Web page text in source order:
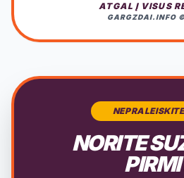
ATGAL Į VISUS
GARGZDAI.INFO
NORITE